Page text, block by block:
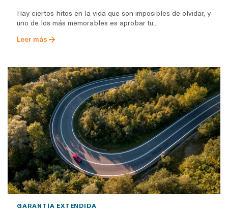
Hay ciertos hitos en la vida que son imposibles de olvidar, y
uno de los más memorables es aprobar tu...
Leer más
GARANTÍA EXTENDIDA